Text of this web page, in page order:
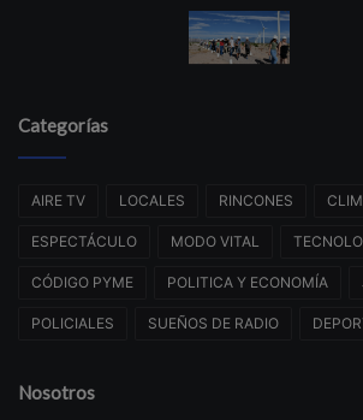
Categorías
AIRE TV LOCALES RINCONES
ESPECTÁCULO MODO VITAL
CÓDIGO PYME POLITICA Y ECONOMÍA
POLICIALES SUEÑOS DE RADIO
Nosotros